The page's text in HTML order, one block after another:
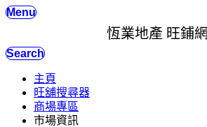
Menu
恆業地產 旺鋪網
Search
主頁
旺舖搜尋器
商場專區
市場資訊